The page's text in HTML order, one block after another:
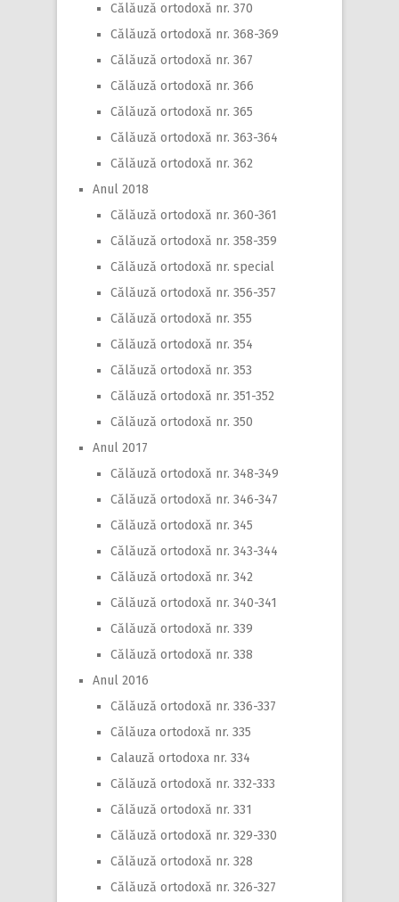
Călăuză ortodoxă nr. 370
Călăuză ortodoxă nr. 368-369
Călăuză ortodoxă nr. 367
Călăuză ortodoxă nr. 366
Călăuză ortodoxă nr. 365
Călăuză ortodoxă nr. 363-364
Călăuză ortodoxă nr. 362
Anul 2018
Călăuză ortodoxă nr. 360-361
Călăuză ortodoxă nr. 358-359
Călăuză ortodoxă nr. special
Călăuză ortodoxă nr. 356-357
Călăuză ortodoxă nr. 355
Călăuză ortodoxă nr. 354
Călăuză ortodoxă nr. 353
Călăuză ortodoxă nr. 351-352
Călăuză ortodoxă nr. 350
Anul 2017
Călăuză ortodoxă nr. 348-349
Călăuză ortodoxă nr. 346-347
Călăuză ortodoxă nr. 345
Călăuză ortodoxă nr. 343-344
Călăuză ortodoxă nr. 342
Călăuză ortodoxă nr. 340-341
Călăuză ortodoxă nr. 339
Călăuză ortodoxă nr. 338
Anul 2016
Călăuză ortodoxă nr. 336-337
Călăuza ortodoxă nr. 335
Calauză ortodoxa nr. 334
Călăuză ortodoxă nr. 332-333
Călăuză ortodoxă nr. 331
Călăuză ortodoxă nr. 329-330
Călăuză ortodoxă nr. 328
Călăuză ortodoxă nr. 326-327